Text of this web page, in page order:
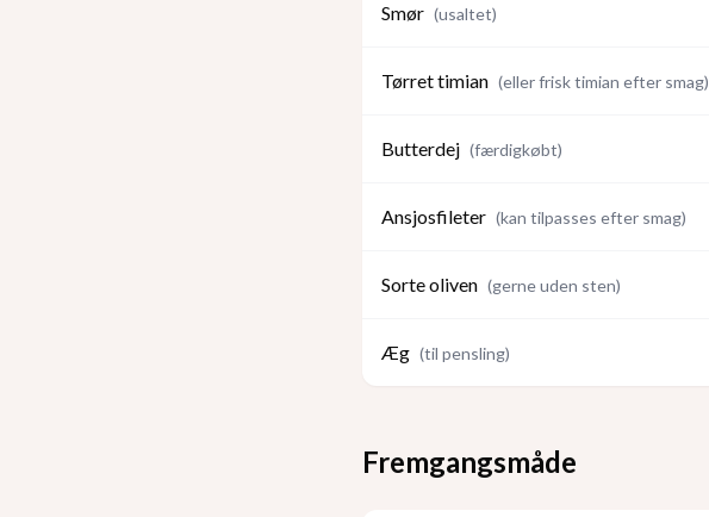
Smør (usaltet)
Tørret timian (eller frisk timian efter smag)
Butterdej (færdigkøbt)
Ansjosfileter (kan tilpasses efter smag)
Sorte oliven (gerne uden sten)
Æg (til pensling)
Fremgangsmåde